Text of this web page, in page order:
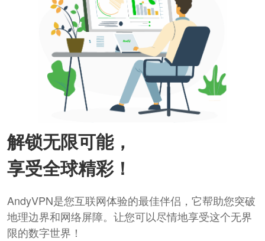
解锁无限可能，
享受全球精彩！
AndyVPN是您互联网体验的最佳伴侣，它帮助您突破
地理边界和网络屏障。让您可以尽情地享受这个无界
限的数字世界！